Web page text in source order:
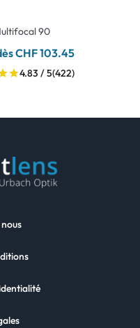
90
CHF 103.45
4.83 / 5(422)